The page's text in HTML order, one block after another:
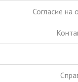
Согласие на